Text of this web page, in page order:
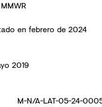
en febrero de 2024
2019
M-N/A-LAT-05-24-